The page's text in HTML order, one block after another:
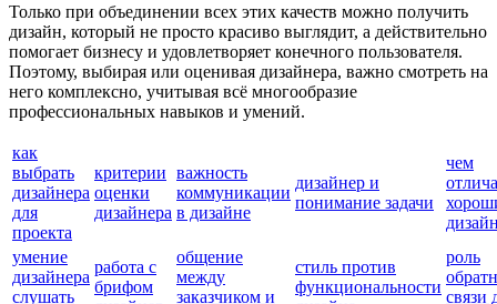
Только при объединении всех этих качеств можно получить
дизайн, который не просто красиво выглядит, а действительно
помогает бизнесу и удовлетворяет конечного пользователя.
Поэтому, выбирая или оценивая дизайнера, важно смотреть на
него комплексно, учитывая всё многообразие
профессиональных навыков и умений.
как
выбрать
дизайнера
для
проекта
критерии
оценки
дизайнера
важность
коммуникации
в дизайне
дизайнер и
понимание задачи
чем
умение
дизайнера
слушать
работа с
брифом
общение
между
заказчиком и
стиль против
функциональности
роль
связи